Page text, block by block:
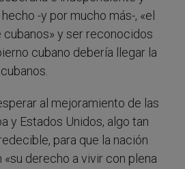
-y por mucho más-, «el
y ser reconocidos
cubano debería llegar la
cubanos.
al mejoramiento de las
y Estados Unidos, algo tan
para que la nación
«su derecho a vivir con plena